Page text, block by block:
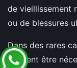
de vieillissement
ou de blessures
Dans des rares
peuvent être